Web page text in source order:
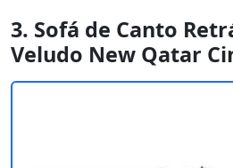
3. Sofá de Canto
Veludo New Qatar